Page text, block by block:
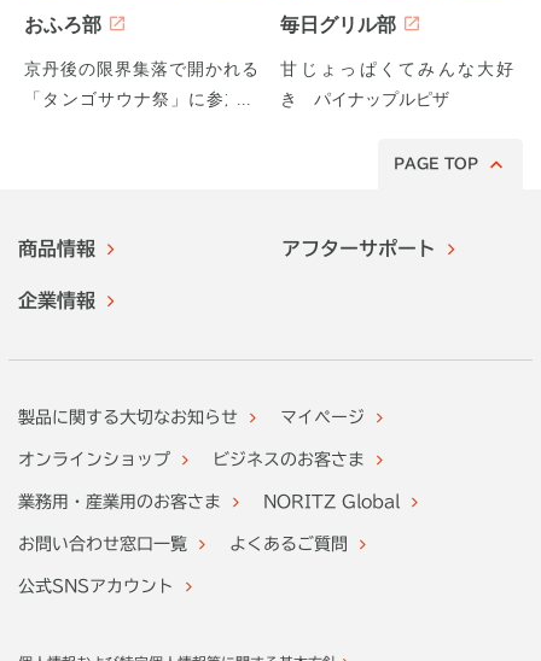
おふろ部
京丹後の限界集落で開かれる
「タンゴサウナ祭」に参加し
毎日グリル部
甘じょっぱくてみんな大好
き パイナップルピザ
PAGE TOP
商品情報 アフターサポート
企業情報
製品に関する大切なお知らせ マイページ
オンラインショップ ビジネスのお客さま
業務用・産業用のお客さま NORITZ Global
お問い合わせ窓口一覧 よくあるご質問
公式SNSアカウント